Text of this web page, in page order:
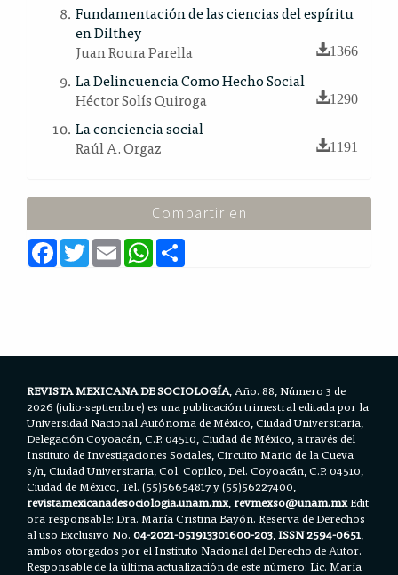
Fundamentación de las ciencias del espíritu
en Dilthey
Juan Roura Parella
1366
La Delincuencia Como Hecho Social
Héctor Solís Quiroga
1290
La conciencia social
Raúl A. Orgaz
1191
Compartir en
F
a
c
T
w
E
m
a
W
h
a
REVISTA MEXICANA DE SOCIOLOGÍA, Año. 88, Número 3 de
2026 (julio-septiembre) es una publicación trimestral editada por la
Universidad Nacional Autónoma de México, Ciudad Universitaria,
Delegación Coyoacán, C.P. 04510, Ciudad de México, a través del
Instituto de Investigaciones Sociales, Circuito Mario de la Cueva
s/n, Ciudad Universitaria, Col. Copilco, Del. Coyoacán, C.P. 04510,
Ciudad de México, Tel. (55)56654817 y (55)56227400,
revistamexicanadesociologia.unam.mx,revmexso@unam.mxEdit
ora responsable: Dra. María Cristina Bayón. Reserva de Derechos
al uso Exclusivo No.04-2021-051913301600-203,ISSN 2594-0651,
ambos otorgados por el Instituto Nacional del Derecho de Autor.
Responsable de la última actualización de este número: Lic. María